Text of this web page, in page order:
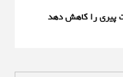
پیری را کاهش دهد